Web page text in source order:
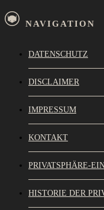
NAVIGATION
DATENSCHUTZ
DISCLAIMER
IMPRESSUM
KONTAKT
PRIVATSPHÄRE-
HISTORIE DER